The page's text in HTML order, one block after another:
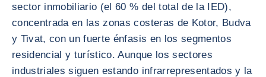
sector inmobiliario (el 60 % del total de la IED),
concentrada en las zonas costeras de Kotor, Budva
y Tivat, con un fuerte énfasis en los segmentos
residencial y turístico. Aunque los sectores
industriales siguen estando infrarrepresentados y la